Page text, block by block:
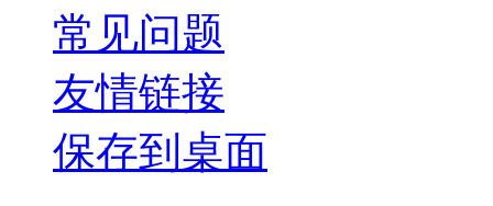
常见问题
友情链接
保存到桌面